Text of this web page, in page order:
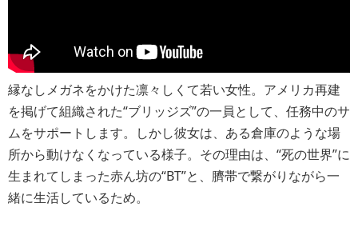
縁なしメガネをかけた凛々しくて若い女性。アメリカ再建
を掲げて組織された“ブリッジズ”の一員として、任務中のサ
ムをサポートします。しかし彼女は、ある倉庫のような場
所から動けなくなっている様子。その理由は、“死の世界”に
生まれてしまった赤ん坊の“BT”と、臍帯で繋がりながら一
緒に生活しているため。